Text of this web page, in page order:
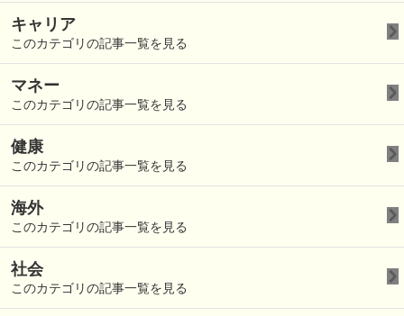
キャリア
このカテゴリの記事一覧を見る
マネー
このカテゴリの記事一覧を見る
健康
このカテゴリの記事一覧を見る
海外
このカテゴリの記事一覧を見る
社会
このカテゴリの記事一覧を見る